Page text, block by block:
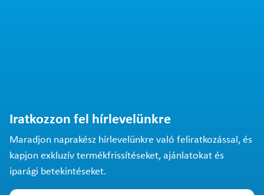
Iratkozzon fel hírlevelünkre
Maradjon naprakész hírlevelünkre való feliratkozással, és
kapjon exkluzív termékfrissítéseket, ajánlatokat és
iparági betekintéseket.